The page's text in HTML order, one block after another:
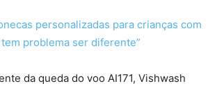
personalizadas para crianças com
problema ser diferente”
da queda do voo AI171, Vishwash